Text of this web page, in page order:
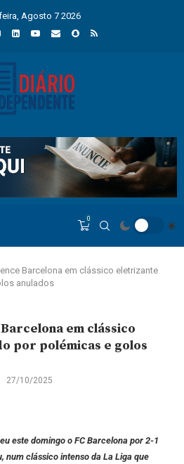
Agosto 7 2026
0
Barcelona em clássico eletrizante
anulados
em clássico
por polémicas e golos
27/10/2025
este domingo o FC Barcelona por 2-1
num clássico intenso da La Liga que